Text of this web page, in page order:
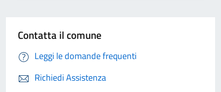
Contatta il comune
Leggi le domande frequenti
Richiedi Assistenza